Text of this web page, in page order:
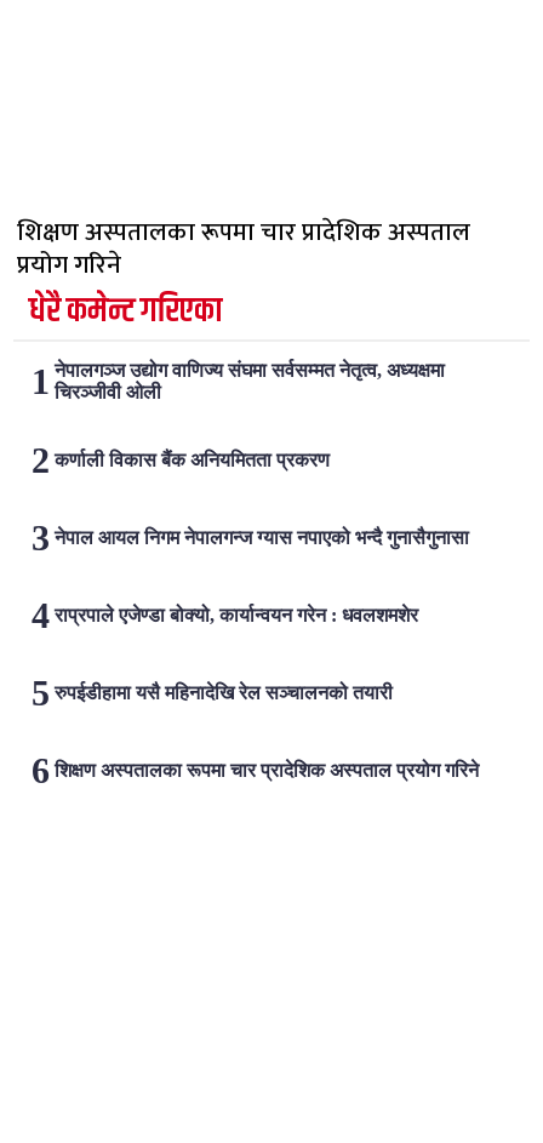
शिक्षण अस्पतालका रूपमा चार प्रादेशिक अस्पताल
प्रयोग गरिने
धेरै कमेन्ट गरिएका
नेपालगञ्ज उद्योग वाणिज्य संघमा सर्वसम्मत नेतृत्व, अध्यक्षमा
चिरञ्जीवी ओली
कर्णाली विकास बैंक अनियमितता प्रकरण
नेपाल आयल निगम नेपालगन्ज ग्यास नपाएको भन्दै गुनासैगुनासा
राप्रपाले एजेण्डा बोक्यो, कार्यान्वयन गरेन : धवलशमशेर
रुपईडीहामा यसै महिनादेखि रेल सञ्चालनको तयारी
शिक्षण अस्पतालका रूपमा चार प्रादेशिक अस्पताल प्रयोग गरिने